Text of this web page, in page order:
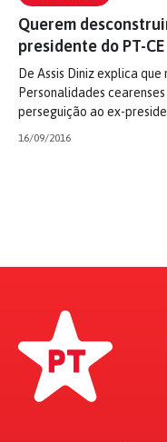
Querem
presidente do PT-CE
De Assis Diniz explica
Personalidades
perseguição ao ex-
16/09/2016